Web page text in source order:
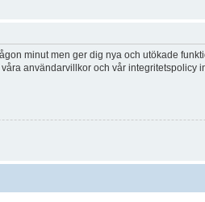
minut men ger dig nya och utökade
användarvillkor och vår